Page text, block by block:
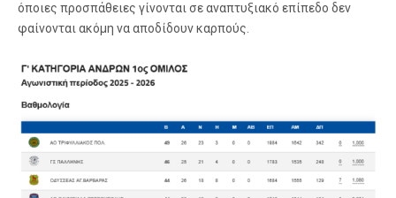
όποιες προσπάθειες γίνονται σε αναπτυξιακό επίπεδο δεν
φαίνονται ακόμη να αποδίδουν καρπούς.